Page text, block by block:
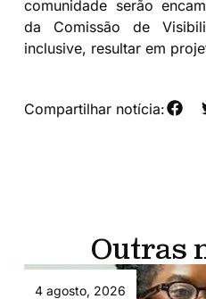
comunidade serão
da Comissão de
inclusive, resultar em
Compartilhar notícia:
Outras
4 agosto, 2026